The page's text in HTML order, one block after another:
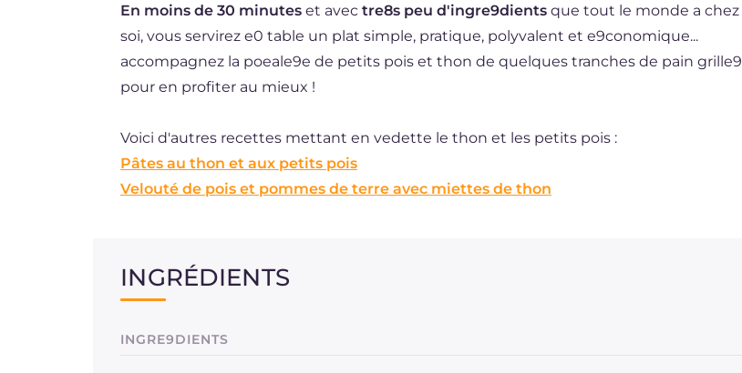
En moins de 30 minutes et avec tre8s peu d'ingre9dients que tout le monde a chez
soi, vous servirez e0 table un plat simple, pratique, polyvalent et e9conomique...
accompagnez la poeale9e de petits pois et thon de quelques tranches de pain grille9
pour en profiter au mieux !
Voici d'autres recettes mettant en vedette le thon et les petits pois :
Pâtes au thon et aux petits pois
Velouté de pois et pommes de terre avec miettes de thon
INGRÉDIENTS
INGRE9DIENTS